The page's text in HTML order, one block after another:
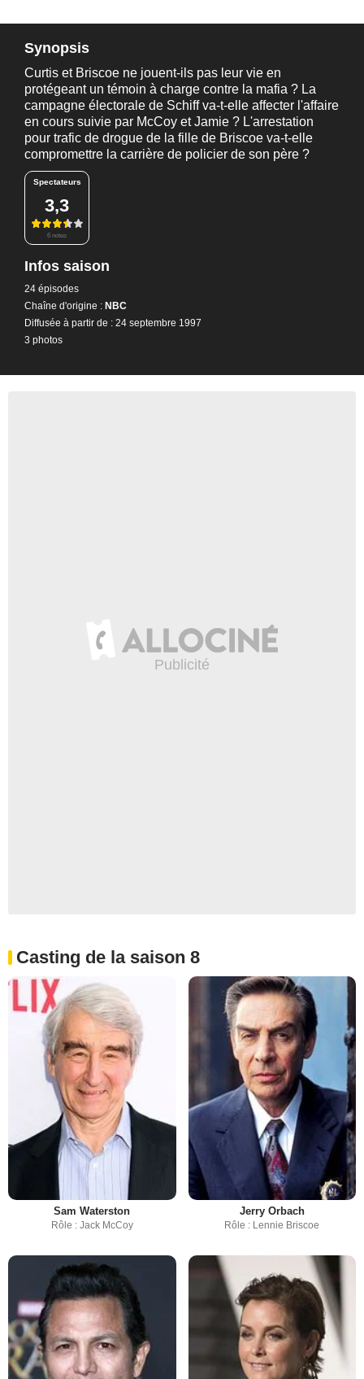
Synopsis
Curtis et Briscoe ne jouent-ils pas leur vie en
protégeant un témoin à charge contre la mafia ? La
campagne électorale de Schiff va-t-elle affecter l'affaire
en cours suivie par McCoy et Jamie ? L'arrestation
pour trafic de drogue de la fille de Briscoe va-t-elle
compromettre la carrière de policier de son père ?
Spectateurs
3,3
6 notes
Infos saison
24 épisodes
Chaîne d'origine : NBC
Diffusée à partir de : 24 septembre 1997
3 photos
Casting de la saison 8
Sam Waterston
Rôle : Jack McCoy
Jerry Orbach
Rôle : Lennie Briscoe